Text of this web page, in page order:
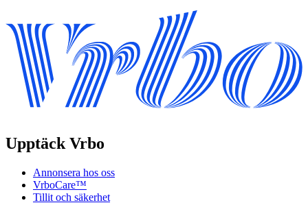
Upptäck Vrbo
Annonsera hos oss
VrboCare™
Tillit och säkerhet